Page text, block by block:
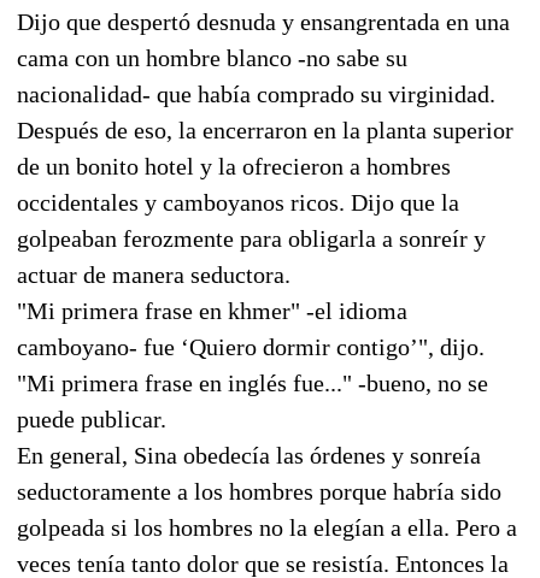
Dijo que despertó desnuda y ensangrentada en una
cama con un hombre blanco -no sabe su
nacionalidad- que había comprado su virginidad.
Después de eso, la encerraron en la planta superior
de un bonito hotel y la ofrecieron a hombres
occidentales y camboyanos ricos. Dijo que la
golpeaban ferozmente para obligarla a sonreír y
actuar de manera seductora.
"Mi primera frase en khmer" -el idioma
camboyano- fue ‘Quiero dormir contigo’", dijo.
"Mi primera frase en inglés fue..." -bueno, no se
puede publicar.
En general, Sina obedecía las órdenes y sonreía
seductoramente a los hombres porque habría sido
golpeada si los hombres no la elegían a ella. Pero a
veces tenía tanto dolor que se resistía. Entonces la